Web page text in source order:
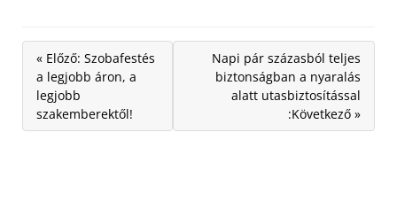
« Előző: Szobafestés
a legjobb áron, a
legjobb
szakemberektől!
Napi pár százasból teljes
biztonságban a nyaralás
alatt utasbiztosítással
:Következő »